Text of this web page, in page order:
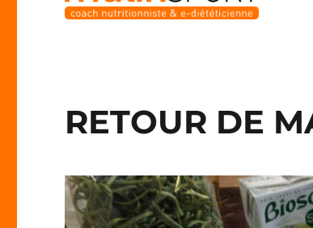
RETOUR DE